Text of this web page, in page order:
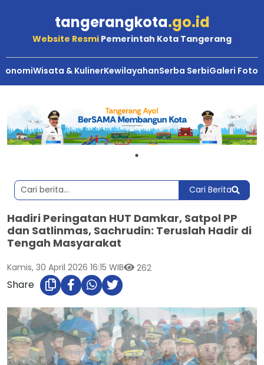
tangerangkota.go.id
Website Resmi Pemerintah Kota Tangerang
Wisata & KulinerKewilayahanSerba SerbiGaleri Foto
Cari Berita
Hadiri Peringatan HUT Damkar, Satpol PP
dan Satlinmas, Sachrudin: Teruslah Hadir di
Tengah Masyarakat
Kamis, 30 April 2026 16:15 WIB 262
Share